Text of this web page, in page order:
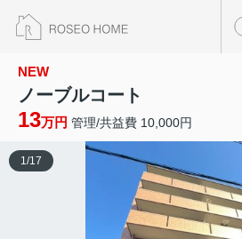
NEW
ノーブルコート
13万円 管理/共益費 10,000円
1 /17